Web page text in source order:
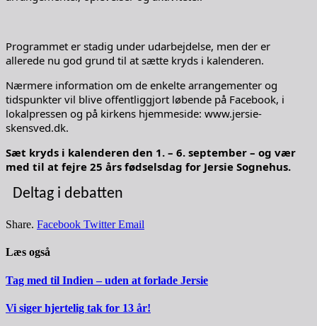
Programmet er stadig under udarbejdelse, men der er
allerede nu god grund til at sætte kryds i kalenderen.
Nærmere information om de enkelte arrangementer og
tidspunkter vil blive offentliggjort løbende på Facebook, i
lokalpressen og på kirkens hjemmeside: www.jersie-
skensved.dk.
Sæt kryds i kalenderen den 1. – 6. september – og vær
med til at fejre 25 års fødselsdag for Jersie Sognehus.
Deltag i debatten
Share. Facebook Twitter Email
Læs også
Tag med til Indien – uden at forlade Jersie
Vi siger hjertelig tak for 13 år!